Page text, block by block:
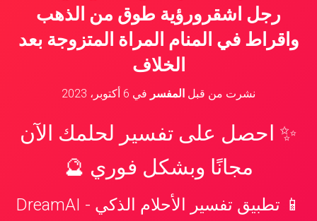
ق
رجل اشقرورؤية طوق من الذهب
واقراط في المنام المراة المتزوجة بعد
الخلاف
نشرت من قبل المفسر في 6 أكتوبر، 2023
✨ احصل على تفسير لحلمك الآن
مجانًا وبشكل فوري 🔮
📱 تطبيق تفسير الأحلام الذكي - DreamAI